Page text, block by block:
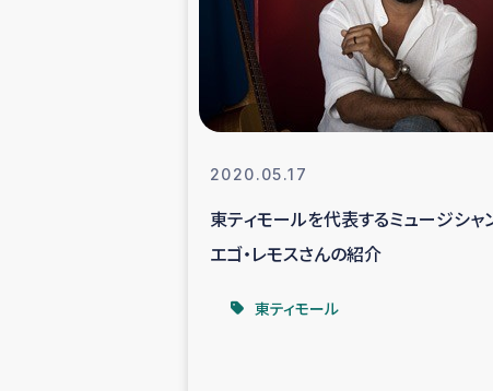
コーヒ
ベイルート大規
アグロフォレス
2020.05.17
東ティモールを代表するミュージシャ
エゴ・レモスさんの紹介
東ティモール